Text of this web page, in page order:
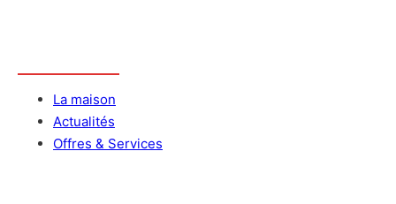
La maison
Actualités
Offres & Services